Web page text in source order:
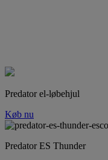
Predator el-løbehjul
Køb nu
Predator ES Thunder